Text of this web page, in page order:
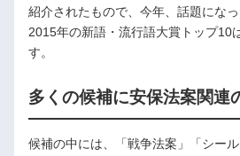
紹介されたもので、今年、話題になっ
2015年の新語・流行語大賞トップ10
す。
多くの候補に安保法案関連
候補の中には、「戦争法案」「シー